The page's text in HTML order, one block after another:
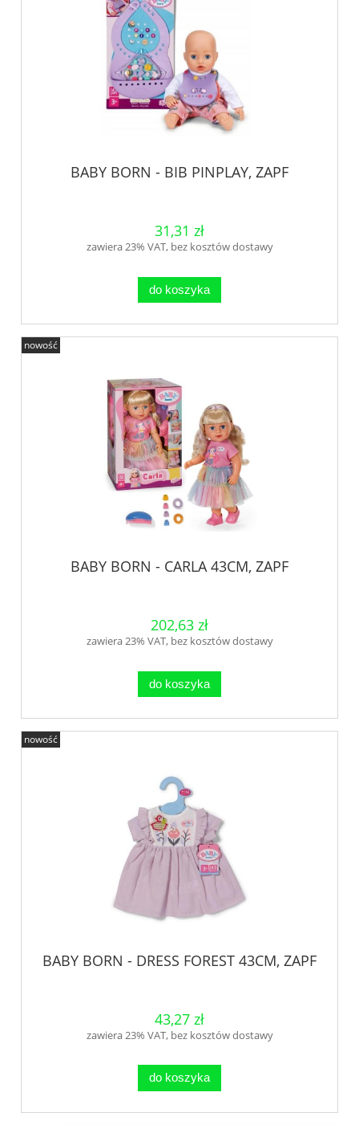
BABY BORN - BIB PINPLAY, ZAPF
31,31 zł
zawiera 23% VAT, bez kosztów dostawy
do koszyka
BABY BORN - CARLA 43CM, ZAPF
202,63 zł
zawiera 23% VAT, bez kosztów dostawy
do koszyka
nowość
BABY BORN - DRESS FOREST 43CM, ZAPF
43,27 zł
zawiera 23% VAT, bez kosztów dostawy
do koszyka
nowość